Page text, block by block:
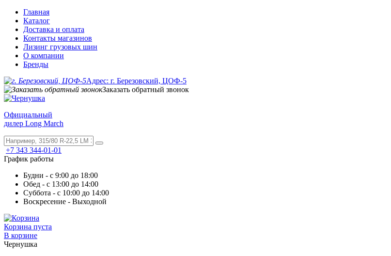
Главная
Каталог
Доставка и оплата
Контакты магазинов
Лизинг грузовых шин
О компании
Бренды
Адрес: г. Березовский, ЦОФ-5
Заказать обратный звонок
Официальный
дилер Long March
+7 343 344-01-01
График работы
Будни - с 9:00 до 18:00
Обед - с 13:00 до 14:00
Суббота - с 10:00 до 14:00
Воскресение - Выходной
Корзина пуста
В корзине
Чернушка